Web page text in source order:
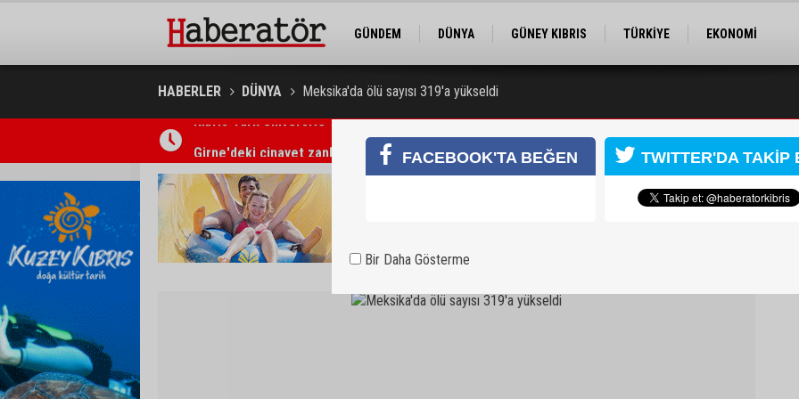
GÜNDEM DÜNYA GÜNEY KIBRIS TÜRKİYE
EKONOMİ
HABERLER DÜNYA Meksika'da ölü sayısı 319'a yükseldi
Girne'deki cinayet zanlısı polis tarafından yakalandı
FACEBOOK'TA BEĞEN TWITTER'DA TAKİP
Bir Daha Gösterme